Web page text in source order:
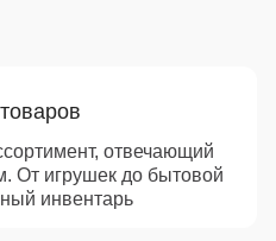
отвечающий
От игрушек до бытовой
инвентарь